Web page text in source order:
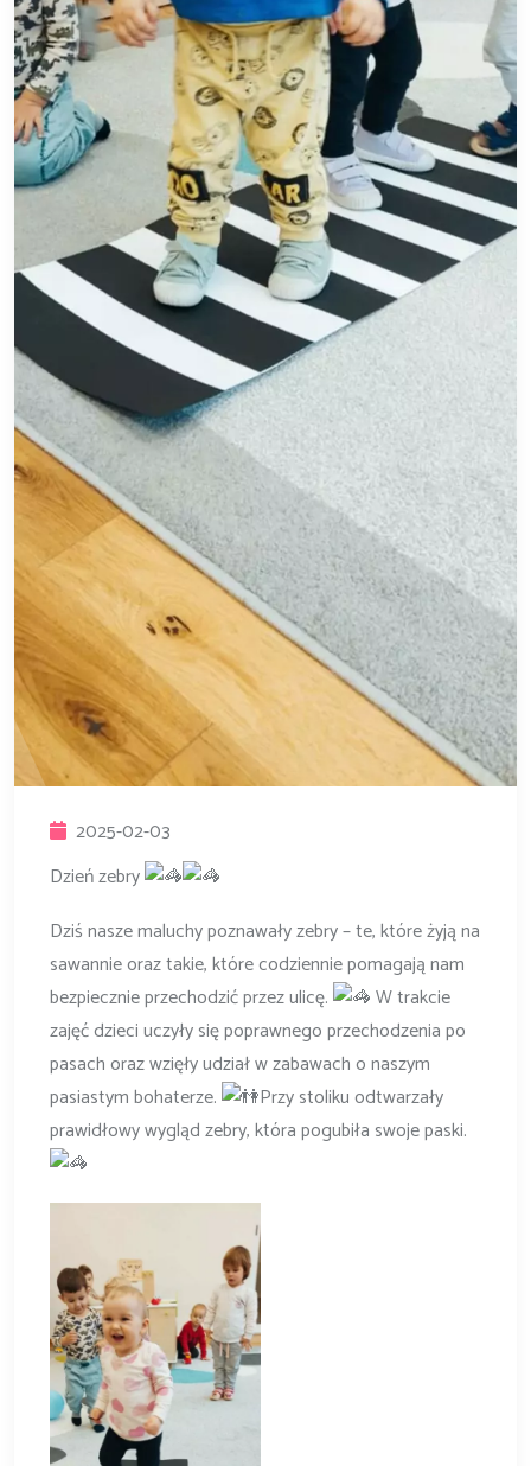
2025-02-03
Dzień zebry
Dziś nasze maluchy poznawały zebry – te, które żyją na
sawannie oraz takie, które codziennie pomagają nam
bezpiecznie przechodzić przez ulicę.
W trakcie
zajęć dzieci uczyły się poprawnego przechodzenia po
pasach oraz wzięły udział wzabawach o naszym
pasiastym bohaterze.
Przy stoliku odtwarzały
prawidłowy wygląd zebry, która pogubiła swoje paski.